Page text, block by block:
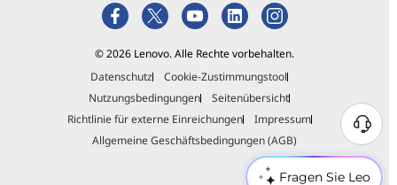
Fragen Sie Leo
© 2026 Lenovo. Alle Rechte vorbehalten.
Datenschutz
Cookie-Zustimmungstool
Nutzungsbedingungen
Seitenübersicht
Richtlinie für externe Einreichungen
Impressum
Allgemeine Geschäftsbedingungen (AGB)